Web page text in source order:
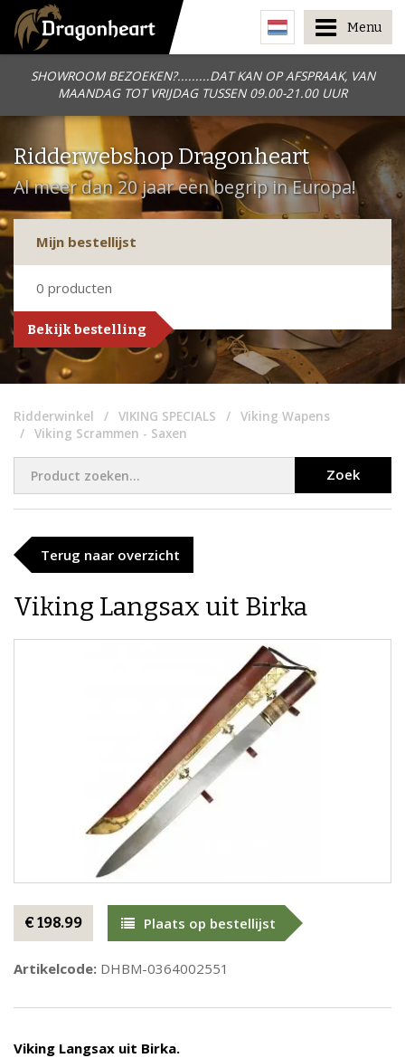
SHOWROOM BEZOEKEN?.........DAT KAN OP AFSPRAAK, VAN
MAANDAG TOT VRIJDAG TUSSEN 09.00-21.00 UUR
Menu
Ridderwebshop Dragonheart
Al meer dan 20 jaar een begrip in Europa!
Mijn bestellijst
0 producten
Bekijk bestelling
Ridderwinkel VIKING SPECIALS
Viking Wapens
Viking Scrammen - Saxen
Zoek
Terug naar overzicht
Viking ​Langsax uit Birka
€ 198.99 Plaats op bestellijst
Artikelcode: DHBM-0364002551
Viking Langsax uit Birka.